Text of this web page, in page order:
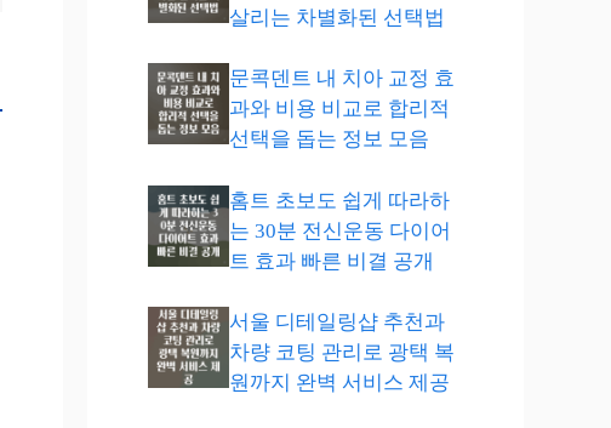
살리는 차별화된 선택법
문콕덴트 내 치아 교정 효
과와 비용 비교로 합리적
선택을 돕는 정보 모음
홈트 초보도 쉽게 따라하
는 30분 전신운동 다이어
트 효과 빠른 비결 공개
서울 디테일링샵 추천과
차량 코팅 관리로 광택 복
원까지 완벽 서비스 제공